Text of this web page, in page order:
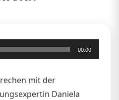
00:00
mit der
Daniela